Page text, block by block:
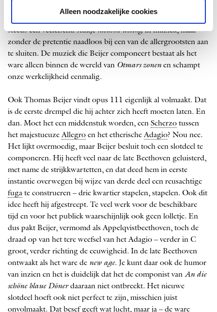
Alleen noodzakelijke cookies
deze mogelijke bedrieger zou kunnen laten doorgaan voor
steeds een veeleisend stukjemethod actingin muziek, maar
zonder de pretentie naadloos bij een van de allergrootsten aan
te sluiten. De muziek die Beijer componeert bestaat als het
ware alleen binnen de wereld van Otmars zonenen schampt
onze werkelijkheid eenmalig.
Ook Thomas Beijer vindt opus 111 eigenlijk al volmaakt. Dat
is de eerste drempel die hij achter zich heeft moeten laten. En
dan. Moet het een middenstuk worden, een Scherzo tussen
het majestueuzeAllegro en het etherischeAdagio? Nou nee.
Het lijkt overmoedig, maar Beijer besluit toch een slotdeel te
componeren. Hij heeft veel naar de late Beethoven geluisterd,
met name de strijkkwartetten, en dat deed hem in eerste
instantie overwegen bij wijze van derde deel een reusachtige
fuga te construeren – drie kwartier stapelen, stapelen. Ook dit
idee heeft hij afgestreept. Te veel werk voor de beschikbare
tijd en voor het publiek waarschijnlijk ook geen lolletje. En
dus pakt Beijer, vermomd als Appelqvistbeethoven, toch de
draad op van het tere weefsel van het Adagio – verder in C
groot, verder richting de eeuwigheid. In de late Beethoven
ontwaakt als het ware de new age. Je kunt daar ook de humor
van inzien en het is duidelijk dat het de componist van An die
schöne blaue Dönerdaaraan niet ontbreekt. Het nieuwe
slotdeel hoeft ook niet perfect te zijn, misschien juist
onvolmaakt. Dat besef geeft wat lucht, maar ja – de ware